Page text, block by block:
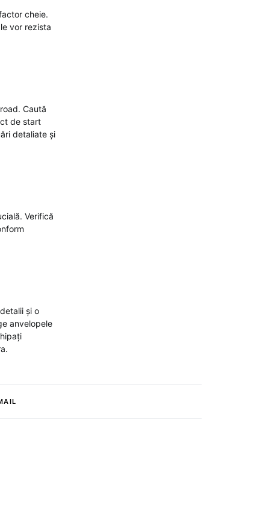
cheie.
vor rezista
Caută
de start
detaliate și
Verifică
și o
anvelopele